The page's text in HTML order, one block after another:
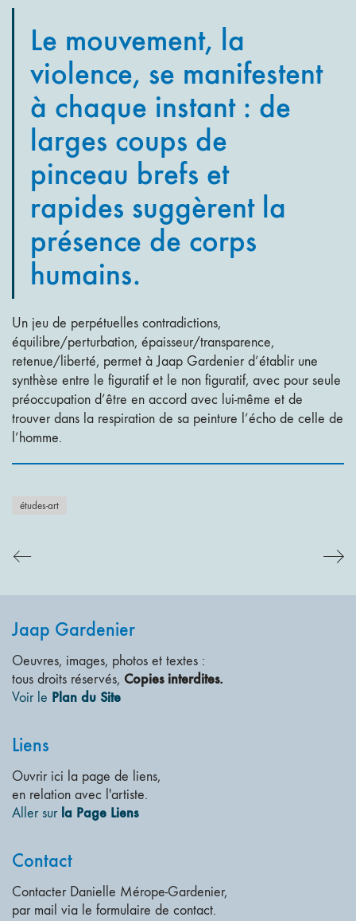
Le mouvement, la
violence, se manifestent
à chaque instant : de
larges coups de
pinceau brefs et
rapides suggèrent la
présence de corps
humains.
Un jeu de perpétuelles contradictions,
équilibre/perturbation, épaisseur/transparence,
retenue/liberté, permet à Jaap Gardenier d’établir une
synthèse entre le figuratif et le non figuratif, avec pour seule
préoccupation d’être en accord avec lui-même et de
trouver dans la respiration de sa peinture l’écho de celle de
l’homme.
études-art
Jaap Gardenier
Oeuvres, images, photos et textes :
tous droits réservés, Copies interdites.
Voir le Plan du Site
Liens
Ouvrir ici la page de liens,
en relation avec l'artiste.
Aller sur la Page Liens
Contact
Contacter Danielle Mérope-Gardenier,
par mail via le formulaire de contact.